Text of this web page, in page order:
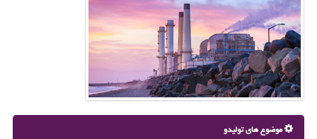
موضوع های تولیدو